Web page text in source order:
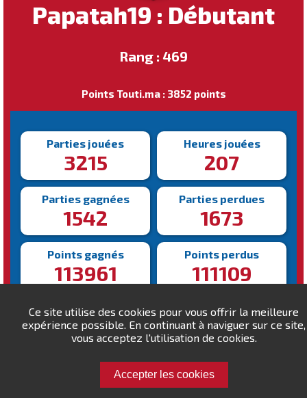
Ce site utilise des cookies pour vous offrir la meilleure
expérience possible. En continuant à naviguer sur ce site,
vous acceptez l'utilisation de cookies.
Accepter les cookies
Papatah19 : Débutant
Rang : 469
Points Touti.ma : 3852 points
Parties jouées
3215
Heures jouées
207
Parties gagnées
1542
Parties perdues
1673
Points gagnés
113961
Points perdus
111109
Victoire la plus rapide
84s
Victoire la plus lente
1146s
Défiez Papatah19 !